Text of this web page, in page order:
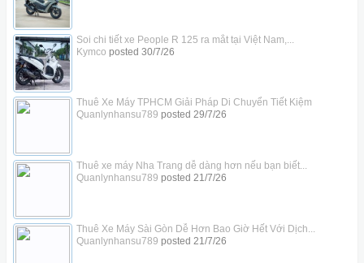
Soi chi tiết xe People R 125 ra mắt tại Việt Nam,...
Kymco posted 30/7/26
Thuê Xe Máy TPHCM Giải Pháp Di Chuyển Tiết Kiệm
Quanlynhansu789 posted 29/7/26
Thuê xe máy Nha Trang dễ dàng hơn nếu bạn biết...
Quanlynhansu789 posted 21/7/26
Thuê Xe Máy Sài Gòn Dễ Hơn Bao Giờ Hết Với Dịch...
Quanlynhansu789 posted 21/7/26